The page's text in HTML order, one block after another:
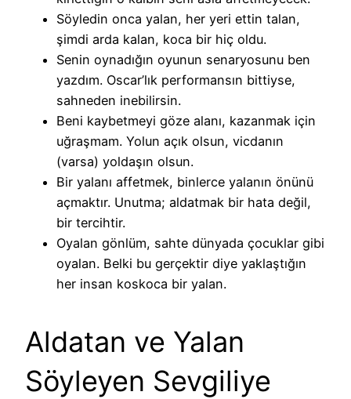
Söyledin onca yalan, her yeri ettin talan,
şimdi arda kalan, koca bir hiç oldu.
Senin oynadığın oyunun senaryosunu ben
yazdım. Oscar’lık performansın bittiyse,
sahneden inebilirsin.
Beni kaybetmeyi göze alanı, kazanmak için
uğraşmam. Yolun açık olsun, vicdanın
(varsa) yoldaşın olsun.
Bir yalanı affetmek, binlerce yalanın önünü
açmaktır. Unutma; aldatmak bir hata değil,
bir tercihtir.
Oyalan gönlüm, sahte dünyada çocuklar gibi
oyalan. Belki bu gerçektir diye yaklaştığın
her insan koskoca bir yalan.
Aldatan ve Yalan
Söyleyen Sevgiliye